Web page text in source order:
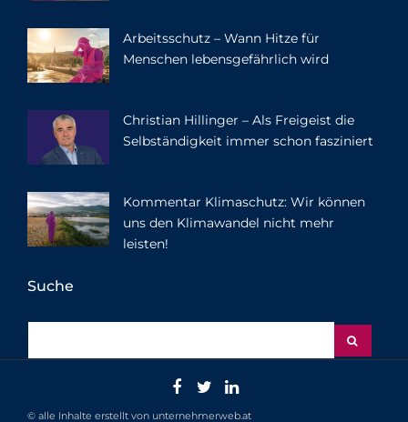
Arbeitsschutz – Wann Hitze für
Menschen lebensgefährlich wird
Christian Hillinger – Als Freigeist die
Selbständigkeit immer schon fasziniert
Kommentar Klimaschutz: Wir können
uns den Klimawandel nicht mehr
leisten!
Suche
© alle Inhalte erstellt von unternehmerweb.at